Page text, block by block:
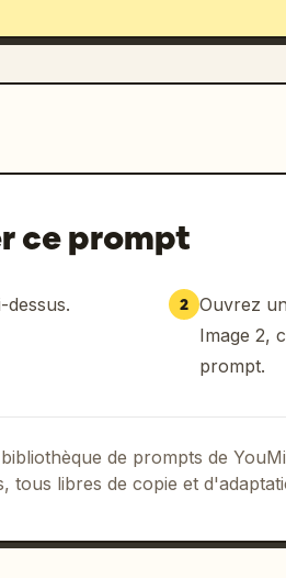
ce prompt
2 Ouvrez
Image 2,
prompt.
de prompts de
tous libres de copie et